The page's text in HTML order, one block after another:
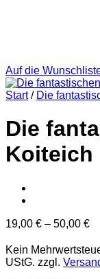
Auf die
Start / Die
Die
Koiteich
19,00 € – 50,00 €
Kein
UStG. zzgl.